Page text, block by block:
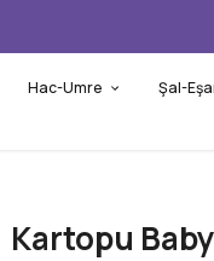
Hac-Umre
Şal-
Kartopu